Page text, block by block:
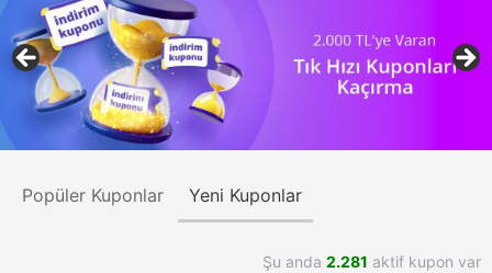
Popüler Kuponlar Yeni Kuponlar
Şu anda 2.281 aktif kupon var